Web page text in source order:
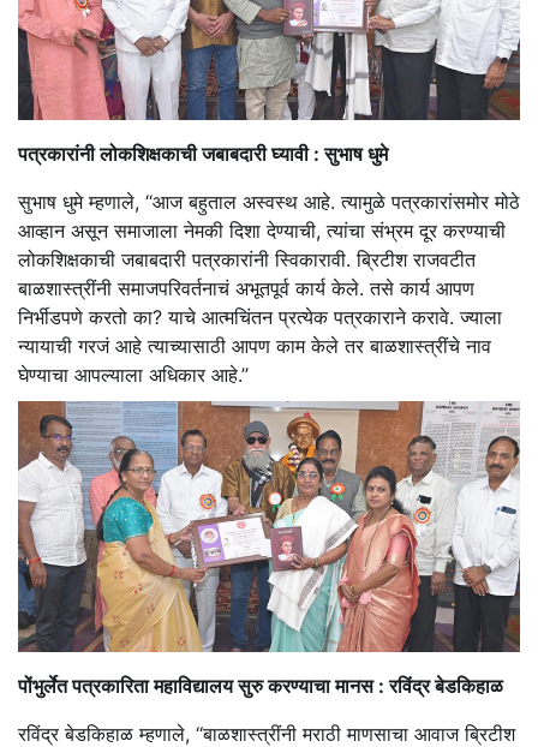
पत्रकारांनी लोकशिक्षकाची जबाबदारी घ्यावी : सुभाष धुमे
सुभाष धुमे म्हणाले, ‘‘आज बहुताल अस्वस्थ आहे. त्यामुळे पत्रकारांसमोर मोठे
आव्हान असून समाजाला नेमकी दिशा देण्याची, त्यांचा संभ्रम दूर करण्याची
लोकशिक्षकाची जबाबदारी पत्रकारांनी स्विकारावी. ब्रिटीश राजवटीत
बाळशास्त्रींनी समाजपरिवर्तनाचं अभूतपूर्व कार्य केले. तसे कार्य आपण
निर्भीडपणे करतो का? याचे आत्मचिंतन प्रत्येक पत्रकाराने करावे. ज्याला
न्यायाची गरजं आहे त्याच्यासाठी आपण काम केले तर बाळशास्त्रींचे नाव
घेण्याचा आपल्याला अधिकार आहे.’’
पोंभुर्लेत पत्रकारिता महाविद्यालय सुरु करण्याचा मानस : रविंद्र बेडकिहाळ
रविंद्र बेडकिहाळ म्हणाले, ‘‘बाळशास्त्रींनी मराठी माणसाचा आवाज ब्रिटीश